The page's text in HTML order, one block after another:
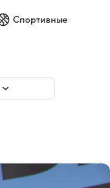
Спортивные